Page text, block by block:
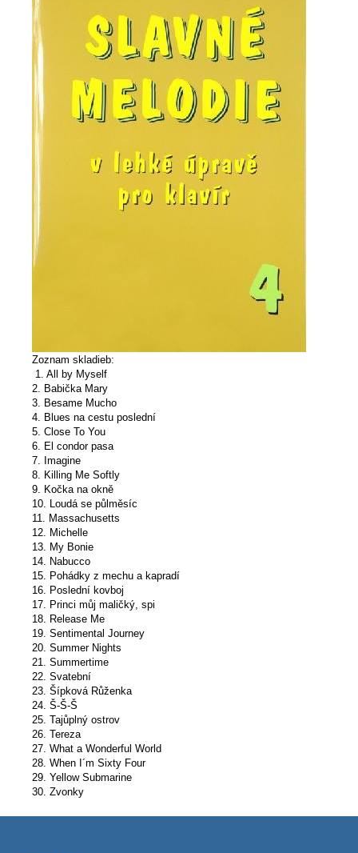
Zoznam skladieb:
1. All by Myself
2. Babička Mary
3. Besame Mucho
4. Blues na cestu poslední
5. Close To You
6. El condor pasa
7. Imagine
8. Killing Me Softly
9. Kočka na okně
10. Loudá se půlměsíc
11. Massachusetts
12. Michelle
13. My Bonie
14. Nabucco
15. Pohádky z mechu a kapradí
16. Poslední kovboj
17. Princi můj maličký, spi
18. Release Me
19. Sentimental Journey
20. Summer Nights
21. Summertime
22. Svatební
23. Šípková Růženka
24. Š-Š-Š
25. Tajůplný ostrov
26. Tereza
27. What a Wonderful World
28. When I´m Sixty Four
29. Yellow Submarine
30. Zvonky